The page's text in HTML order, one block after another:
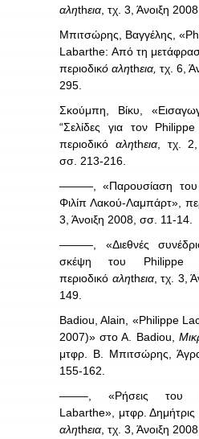
αληthεια , τχ. 3, Άνοιξη
Μπιτσώρης, Βαγγέλης,
Labarthe: Από τη
περιοδικό αληthεια, τχ. 6,
295.
Σκούμπη, Βίκυ,
“Σελίδες για τον Philippe
περιοδικό αληthεια, τχ. 2,
σσ. 213-216.
———, «Παρουσίαση του
Φιλίπ Λακού-Λαμπάρτ»,
3, Άνοιξη 2008, σσ. 11-14.
———, «Διεθνές
σκέψη του Philippe
περιοδικό αληthεια, τχ. 3,
149.
Badiou, Alain, «Philippe
2007)» στο Α. Badiou,
μτφρ. Β. Μπιτσώρης,
155-162.
——–, «Ρήσεις του
Labarthe», μτφρ. Δημήτρις
αληthεια , τχ. 3, Άνοιξη